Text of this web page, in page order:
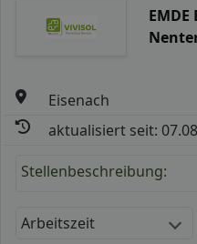
Eisenach
aktualisiert seit:
Stellenbeschreibung:
Arbeitszeit